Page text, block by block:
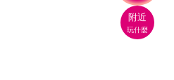
附近
玩什麼